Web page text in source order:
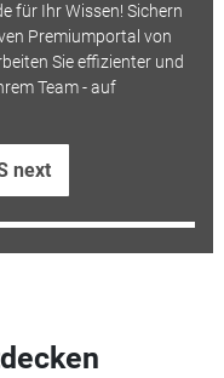
für Ihr Wissen! Sichern
Premiumportal von
Sie effizienter und
Team - auf
next